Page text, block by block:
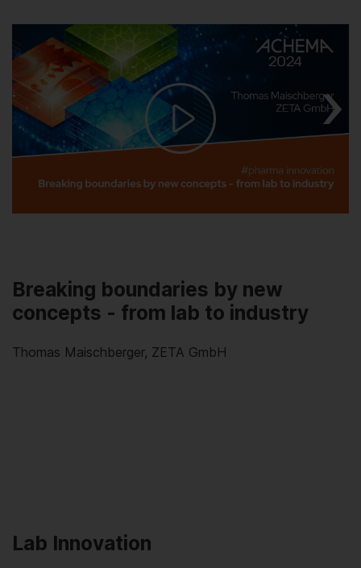
Play
Video
Breaking boundaries by new
concepts - from lab to industry
Thomas Maischberger, ZETA GmbH
Lab Innovation